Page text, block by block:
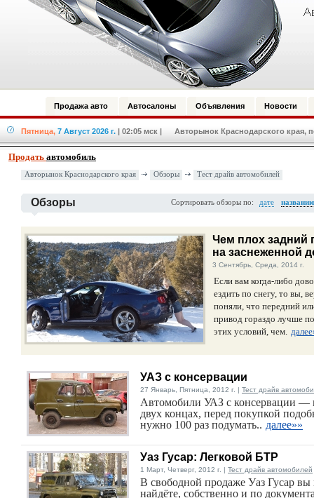
Продажа авто Автосалоны Объявления Новости
Пятница, 7 Август 2026 г. | 02:05 мск | Авторынок Краснодарского края,
Продать автомобиль
Авторынок Краснодарского края Обзоры Тест драйв автомобилей
Обзоры Сортировать обзоры по: дате названию
Чем плох задний
на заснеженной
3 Сентябрь, Среда, 2014 г.
Если вам когда-либо
ездить по снегу, то вы,
поняли, что передний
привод гораздо лучше
этих условий, чем.
УАЗ с консервации
27 Январь, Пятница, 2012 г. | Тест драйв
Автомобили УАЗ с консервации —
двух концах, перед покупкой
нужно 100 раз подумать.. далее»»
Уаз Гусар: Легковой БТР
1 Март, Четверг, 2012 г. | Тест драйв автомобилей
В свободной продаже Уаз Гусар вы
найдёте, собственно и по